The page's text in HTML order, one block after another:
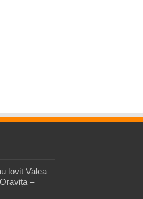
lovit Valea
–